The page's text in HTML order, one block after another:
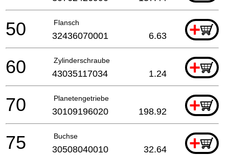
Flansch +
50 32436070001 6.63
Zylinderschraube +
60 43035117034 1.24
Planetengetriebe +
70 30109196020 198.92
Buchse +
75 30508040010 32.64